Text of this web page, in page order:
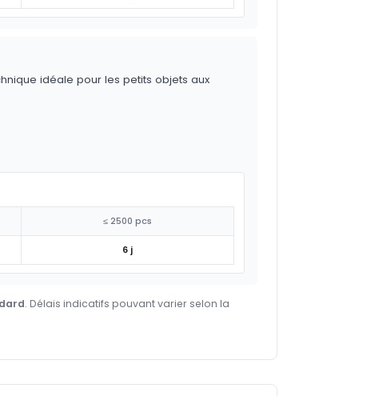
idéale pour les petits objets aux
≤ 2500 pcs
6 j
. Délais indicatifs pouvant varier selon la